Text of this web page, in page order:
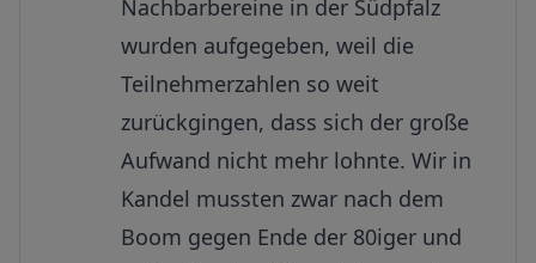
Nachbarbereine in der Südpfalz
wurden aufgegeben, weil die
Teilnehmerzahlen so weit
zurückgingen, dass sich der große
Aufwand nicht mehr lohnte. Wir in
Kandel mussten zwar nach dem
Boom gegen Ende der 80iger und